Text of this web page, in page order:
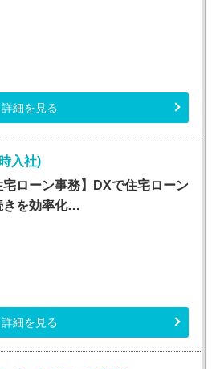
詳細を見る
入社)
宅ローン事務】DXで住宅ローン
きを効率化…
詳細を見る